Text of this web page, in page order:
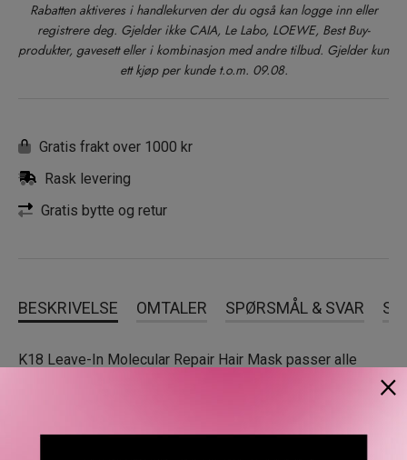
Rabatten aktiveres i handlekurven der du også kan logge inn eller
registrere deg. Gjelder ikke CAIA, Le Labo, LOEWE, Best Buy-
produkter, gavesett eller i kombinasjon med andre tilbud. Gjelder kun
ett kjøp per kunde t.o.m. 09.08.
Gratis frakt over 1000 kr
Rask levering
Gratis bytte og retur
BESKRIVELSE OMTALER SPØRSMÅL & SVAR
K18 Leave-In Molecular Repair Hair Mask passer alle
hårtyper, uansett generasjon, og kan brukes med alle typer×